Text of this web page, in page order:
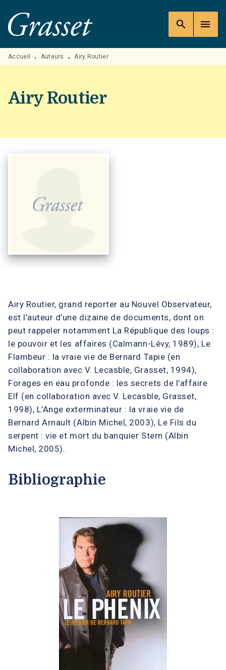
MENU RECHERCHE
PIED DE PAGE
search menu
Accueil • Auteurs • Airy Routier
Airy Routier
Airy Routier, grand reporter au Nouvel Observateur,
est l’auteur d’une dizaine de documents, dont on
peut rappeler notamment La République des loups :
le pouvoir et les affaires (Calmann-Lévy, 1989), Le
Flambeur : la vraie vie de Bernard Tapie (en
collaboration avec V. Lecasble, Grasset, 1994),
Forages en eau profonde : les secrets de l’affaire
Elf (en collaboration avec V. Lecasble, Grasset,
1998), L’Ange exterminateur : la vraie vie de
Bernard Arnault (Albin Michel, 2003), Le Fils du
serpent : vie et mort du banquier Stern (Albin
Michel, 2005).
Bibliographie